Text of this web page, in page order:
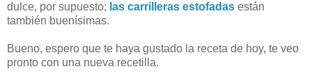
dulce, por supuesto; las carrilleras estofadas están
también buenísimas.
Bueno, espero que te haya gustado la receta de hoy, te veo
pronto con una nueva recetilla.